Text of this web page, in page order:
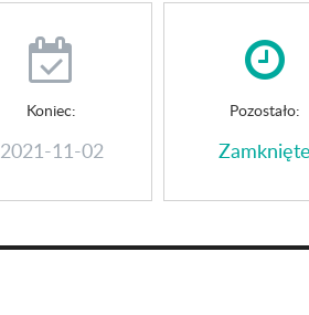
Koniec:
2021-11-02
Pozostało:
Zamknięte